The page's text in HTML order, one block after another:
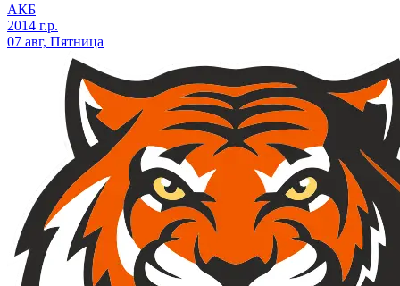
АКБ
2014 г.р.
07 авг, Пятница